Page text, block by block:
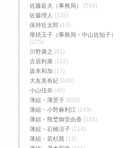
佐藤延夫（事務局）
(554)
佐藤理人 (335)
保持壮太郎 (10)
厚焼玉子（事務局・中山佐知子）
(275)
川野康之 (91)
古居利康 (102)
坂本和加 (17)
大友美有紀 (685)
小山佳奈 (40)
薄組・薄景子 (850)
薄組・小野麻利江 (149)
薄組・熊埜御堂由香 (165)
薄組・石橋涼子 (214)
薄組・若杉茜 (13)